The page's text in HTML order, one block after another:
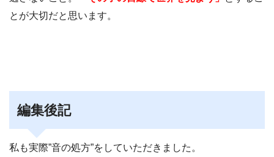
とが大切だと思います。
編集後記
私も実際”音の処方”をしていただきました。